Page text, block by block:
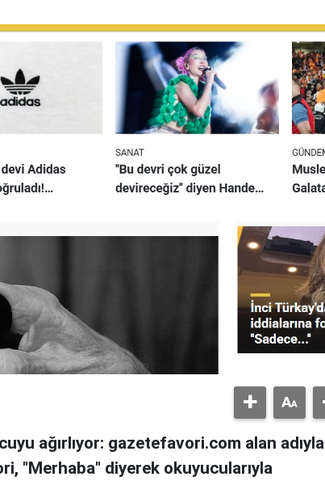
ağırlıyor: gazetefavori.com alan adıyla
"Merhaba" diyerek okuyucularıyla